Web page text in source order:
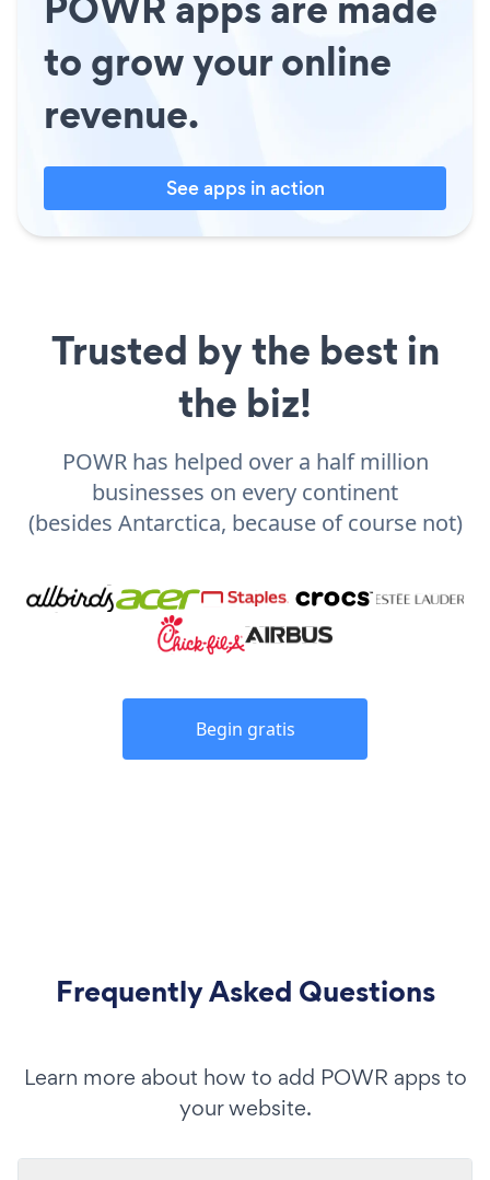
to grow your online
revenue.
See apps in action
Trusted by the best in
the biz!
POWR has helped over a half million
businesses on every continent
(besides Antarctica, because of course not)
Begin gratis
Frequently Asked Questions
Learn more about how to add POWR apps to
your website.